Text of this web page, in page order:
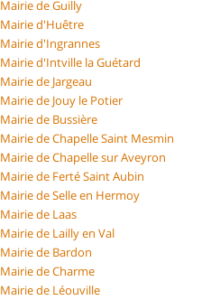
Mairie de Guilly
Mairie d'Huêtre
Mairie d'Ingrannes
Mairie d'Intville la Guétard
Mairie de Jargeau
Mairie de Jouy le Potier
Mairie de Bussière
Mairie de Chapelle Saint Mesmin
Mairie de Chapelle sur Aveyron
Mairie de Ferté Saint Aubin
Mairie de Selle en Hermoy
Mairie de Laas
Mairie de Lailly en Val
Mairie de Bardon
Mairie de Charme
Mairie de Léouville